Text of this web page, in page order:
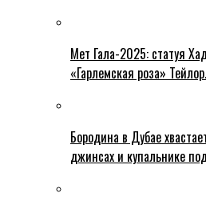
Мет Гала-2025: статуя
«Гарлемская роза» Тейлор.
Бородина в Дубае
джинсах и купальнике